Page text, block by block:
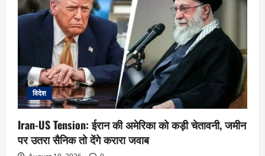
विदेश
Iran-US Tension: ईरान की अमेरिका को कड़ी चेतावनी, जमीन
पर उतरा सैनिक तो देंगे करारा जवाब